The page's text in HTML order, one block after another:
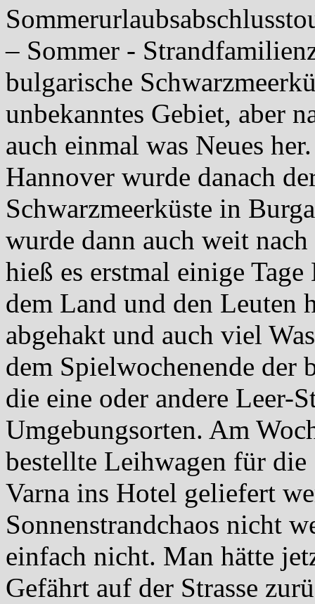
– Sommer -
bulgarische
unbekanntes Gebiet, aber
auch einmal was Neues
Hannover wurde danach
Schwarzmeerküste in
wurde dann auch weit
hieß es erstmal einige
dem Land und den Leuten
abgehakt und auch viel
dem Spielwochenende der
die eine oder andere Leer-
Umgebungsorten. Am
bestellte Leihwagen für
Varna ins Hotel geliefert
Sonnenstrandchaos nicht
einfach nicht. Man hätte
Gefährt auf der Strasse